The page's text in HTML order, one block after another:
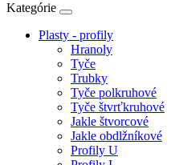
Kategórie
Plasty - profily
Hranoly
Tyče
Trubky
Tyče polkruhové
Tyče štvrťkruhové
Jakle štvorcové
Jakle obdlžníkové
Profily U